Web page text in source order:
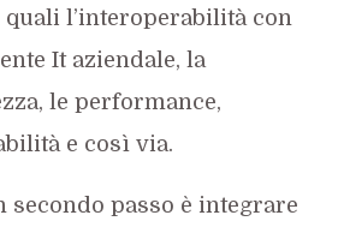
l’interoperabilità con
It aziendale, la
le performance,
e così via.
passo è integrare